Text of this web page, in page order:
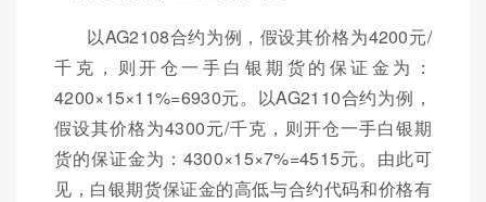
以AG2108合约为例，假设其价格为4200元/
千克，则开仓一手白银期货的保证金为：
4200×15×11%=6930元。以AG2110合约为例，
假设其价格为4300元/千克，则开仓一手白银期
货的保证金为：4300×15×7%=4515元。由此可
见，白银期货保证金的高低与合约代码和价格有